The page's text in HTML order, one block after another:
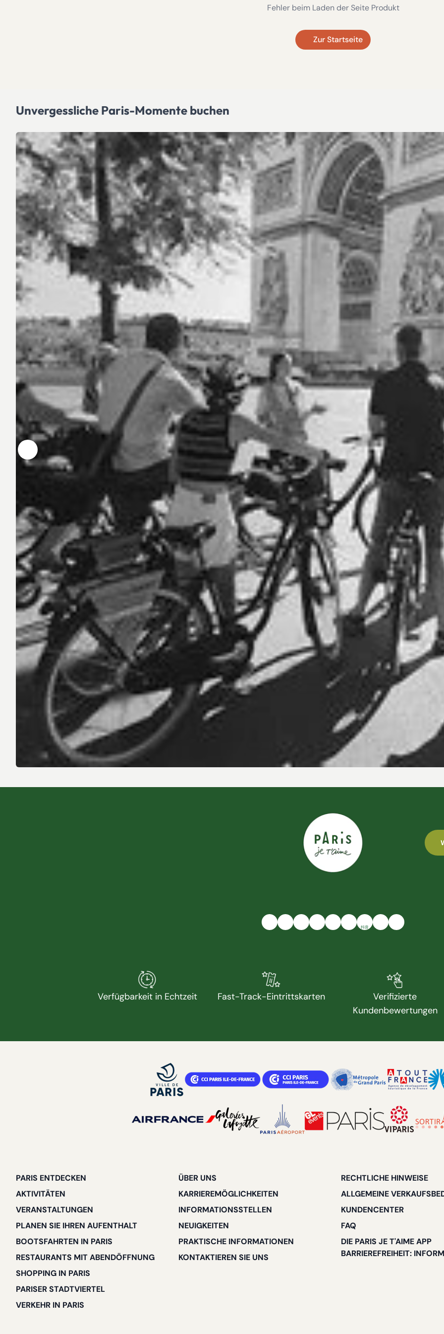
Fehler beim Laden der Seite Produkt
Zur Startseite
Unvergessliche Paris-Momente buchen
抖音
Verfügbarkeit in Echtzeit Fast-Track-Eintrittskarten
Verifizierte
Kundenbewertungen
PARIS ENTDECKEN
AKTIVITÄTEN
VERANSTALTUNGEN
PLANEN SIE IHREN AUFENTHALT
BOOTSFAHRTEN IN PARIS
RESTAURANTS MIT ABENDÖFFNUNG
SHOPPING IN PARIS
PARISER STADTVIERTEL
VERKEHR IN PARIS
ÜBER UNS
KARRIEREMÖGLICHKEITEN
INFORMATIONSSTELLEN
NEUIGKEITEN
PRAKTISCHE INFORMATIONEN
KONTAKTIEREN SIE UNS
RECHTLICHE HINWEISE
ALLGEMEINE
KUNDENCENTER
FAQ
DIE PARIS JE T'AIME APP
BARRIEREFREIHEIT: